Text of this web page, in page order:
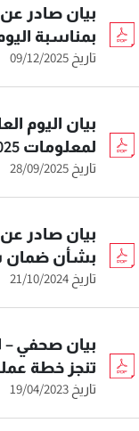
بيان صادر
بمناسبة
تاريخ 09/12/2025
بيان اليوم
لمعلومات 2025
تاريخ 28/09/2025
بيان صادر
بشأن ضمان
تاريخ 21/10/2024
بيان صحفي –
تنجز خطة
تاريخ 19/04/2023